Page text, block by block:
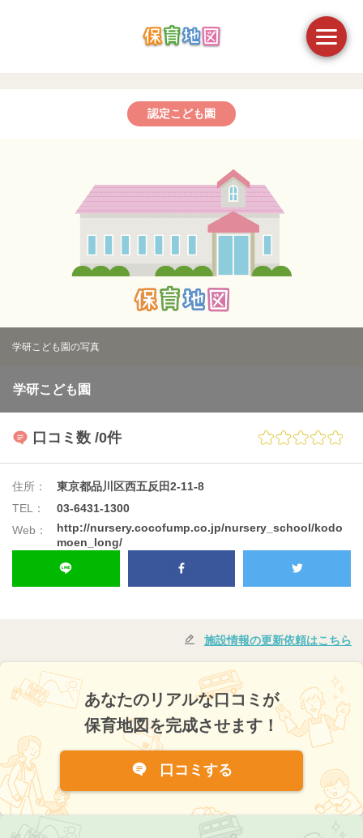
認定こども園
学研こども園の写真
学研こども園
口コミ数 /0件
住所：
東京都品川区西五反田2-11-8
TEL：
03-6431-1300
Web：
http://nursery.cocofump.co.jp/nursery_school/kodo
moen_long/
施設情報の更新依頼はこちら
あなたのリアルな口コミが
保育地図を完成させます！
口コミする